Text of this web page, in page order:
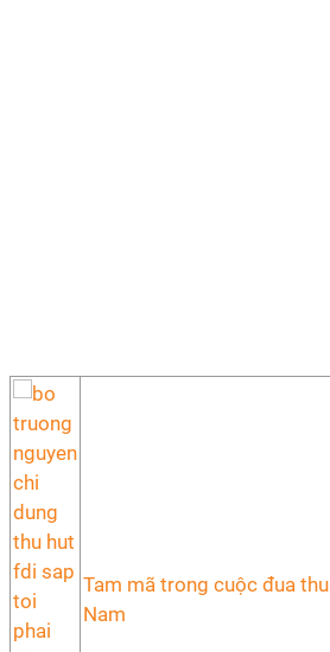
Tam mã trong cuộc đua
Nam